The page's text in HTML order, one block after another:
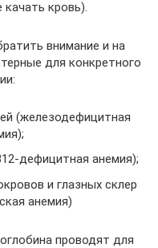
качать кровь).
внимание и на
для конкретного
(железодефицитная
дефицитная анемия);
и глазных склер
анемия)
проводят для